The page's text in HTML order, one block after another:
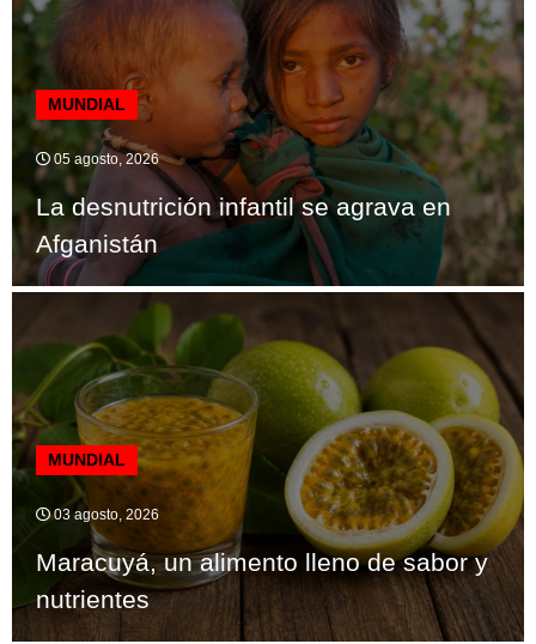
MUNDIAL
05 agosto, 2026
La desnutrición infantil se agrava en
Afganistán
MUNDIAL
03 agosto, 2026
Maracuyá, un alimento lleno de sabor y
nutrientes